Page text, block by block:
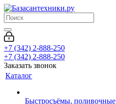
+7 (342) 2-888-250
+7 (342) 2-888-250
Заказать звонок
Каталог
Быстросъёмы, поливочные